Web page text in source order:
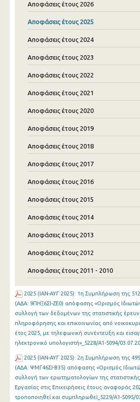
Αποφάσεις έτους 2026
Αποφάσεις έτους 2025
Αποφάσεις έτους 2024
Αποφάσεις έτους 2023
Αποφάσεις έτους 2022
Αποφάσεις έτους 2021
Αποφάσεις έτους 2020
Αποφάσεις έτους 2019
Αποφάσεις έτους 2018
Αποφάσεις έτους 2017
Αποφάσεις έτους 2016
Αποφάσεις έτους 2015
Αποφάσεις έτους 2014
Αποφάσεις έτους 2013
Αποφάσεις έτους 2012
Αποφάσεις έτους 2011 - 2010
2025 (ΙΑΝ-ΑΥΓ 2025): 1η Συμπλήρωση της
(ΑΔΑ: 9ΠΗΞ6ΣΙ-ΖΕ0) απόφασης «Ορισμός
συλλογή των δεδομένων της στατιστικής
πληροφόρησης και επικοινωνίας από
έτος 2025, με τηλεφωνική συνέντευξη και
ηλεκτρονικό υπολογιστή»_5228/Α1-5094/
2025 (ΙΑΝ-ΑΥΓ 2025): 2η Συμπλήρωση της
(ΑΔΑ: ΨΜΓ46ΣΙ-Β35) απόφασης «Ορισμός
συλλογή των ερωτηματολογίων της
Εργασίας στις Επιχειρήσεις έτους αναφοράς
τροποποιηθεί και συμπληρωθεί_5229/Α1-5095/